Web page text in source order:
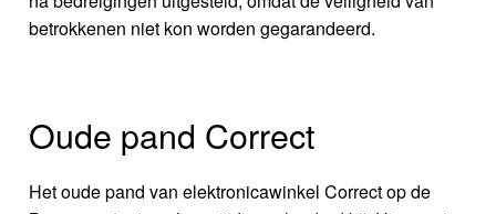
betrokkenen niet kon worden gegarandeerd.
Oude pand Correct
Het oude pand van elektronicawinkel Correct op de